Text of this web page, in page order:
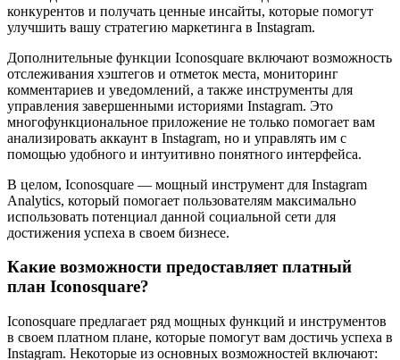
конкурентов и получать ценные инсайты, которые помогут
улучшить вашу стратегию маркетинга в Instagram.
Дополнительные функции Iconosquare включают возможность
отслеживания хэштегов и отметок места, мониторинг
комментариев и уведомлений, а также инструменты для
управления завершенными историями Instagram. Это
многофункциональное приложение не только помогает вам
анализировать аккаунт в Instagram, но и управлять им с
помощью удобного и интуитивно понятного интерфейса.
В целом, Iconosquare — мощный инструмент для Instagram
Analytics, который помогает пользователям максимально
использовать потенциал данной социальной сети для
достижения успеха в своем бизнесе.
Какие возможности предоставляет платный
план Iconosquare?
Iconosquare предлагает ряд мощных функций и инструментов
в своем платном плане, которые помогут вам достичь успеха в
Instagram. Некоторые из основных возможностей включают: